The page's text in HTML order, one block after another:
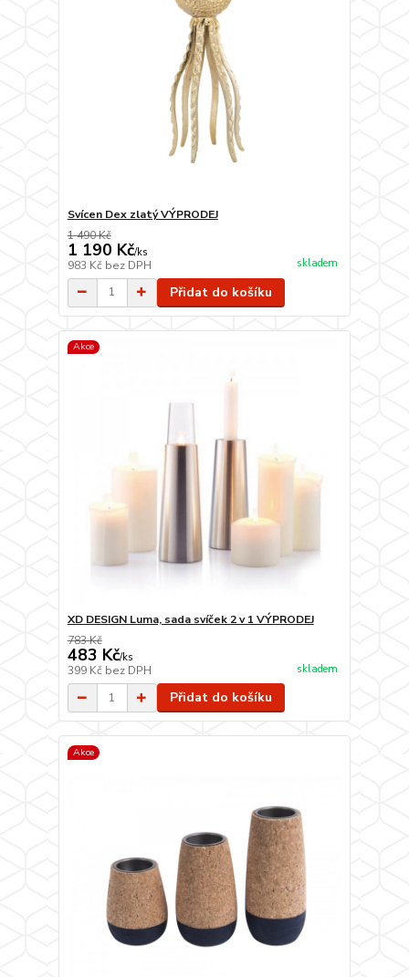
Svícen Dex zlatý VÝPRODEJ
1 490 Kč
1 190 Kč/ks
983 Kč bez DPH skladem
Přidat do košíku
Akce
XD DESIGN Luma, sada svíček 2 v 1 VÝPRODEJ
783 Kč
483 Kč/ks
399 Kč bez DPH skladem
Přidat do košíku
Akce